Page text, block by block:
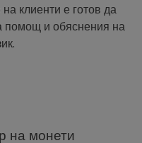
клиенти е готов да
помощ и обяснения на
на монети